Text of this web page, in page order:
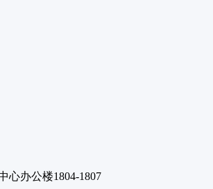
心办公楼1804-1807